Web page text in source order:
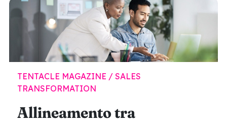
TENTACLE MAGAZINE / SALES
TRANSFORMATION
Allineamento tra